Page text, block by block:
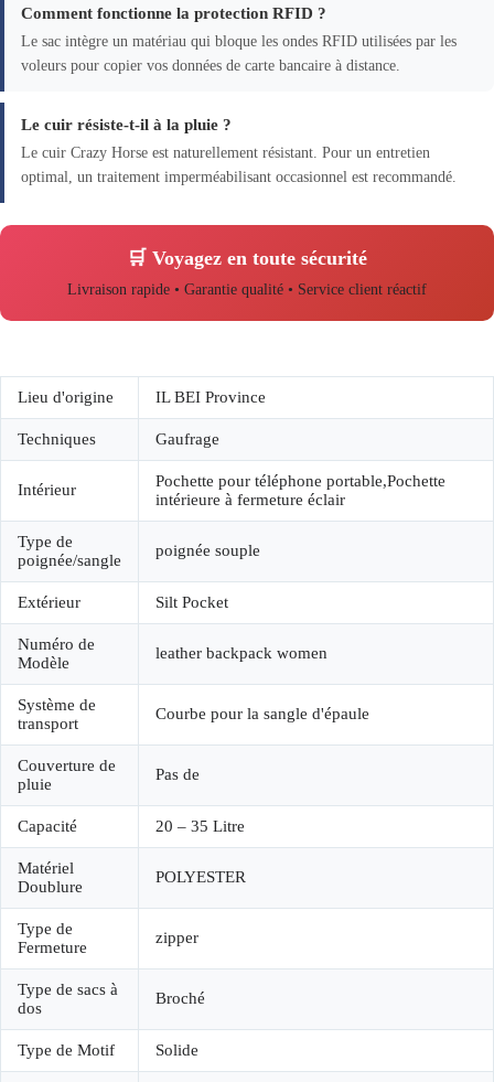
Comment fonctionne la protection RFID ?
Le sac intègre un matériau qui bloque les ondes RFID utilisées par les
voleurs pour copier vos données de carte bancaire à distance.
Le cuir résiste-t-il à la pluie ?
Le cuir Crazy Horse est naturellement résistant. Pour un entretien
optimal, un traitement imperméabilisant occasionnel est recommandé.
🛒 Voyagez en toute sécurité
Livraison rapide • Garantie qualité • Service client réactif
Lieu d'origine IL BEI Province
Techniques Gaufrage
Intérieur
Pochette pour téléphone portable,Pochette
intérieure à fermeture éclair
Type de
poignée/sangle
poignée souple
Extérieur Silt Pocket
Numéro de
Modèle
leather backpack women
Système de
transport
Courbe pour la sangle d'épaule
Couverture de
pluie
Pas de
Capacité 20 – 35 Litre
Matériel
Doublure
POLYESTER
Type de
Fermeture
zipper
Type de sacs à
dos
Broché
Type de Motif Solide